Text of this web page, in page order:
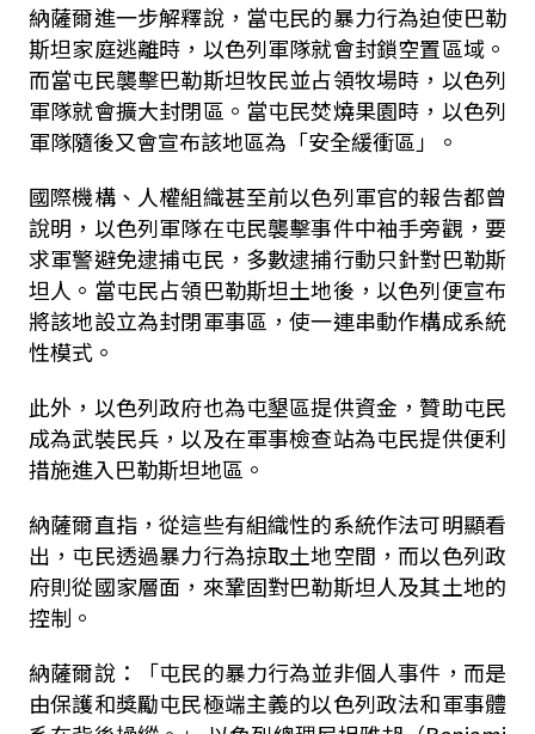
納薩爾進一步解釋說，當屯民的暴力行為迫使巴勒
斯坦家庭逃離時，以色列軍隊就會封鎖空置區域。
而當屯民襲擊巴勒斯坦牧民並占領牧場時，以色列
軍隊就會擴大封閉區。當屯民焚燒果園時，以色列
軍隊隨後又會宣布該地區為「安全緩衝區」。
國際機構、人權組織甚至前以色列軍官的報告都曾
說明，以色列軍隊在屯民襲擊事件中袖手旁觀，要
求軍警避免逮捕屯民，多數逮捕行動只針對巴勒斯
坦人。當屯民占領巴勒斯坦土地後，以色列便宣布
將該地設立為封閉軍事區，使一連串動作構成系統
性模式。
此外，以色列政府也為屯墾區提供資金，贊助屯民
成為武裝民兵，以及在軍事檢查站為屯民提供便利
措施進入巴勒斯坦地區。
納薩爾直指，從這些有組織性的系統作法可明顯看
出，屯民透過暴力行為掠取土地空間，而以色列政
府則從國家層面，來鞏固對巴勒斯坦人及其土地的
控制。
納薩爾說：「屯民的暴力行為並非個人事件，而是
由保護和獎勵屯民極端主義的以色列政法和軍事體